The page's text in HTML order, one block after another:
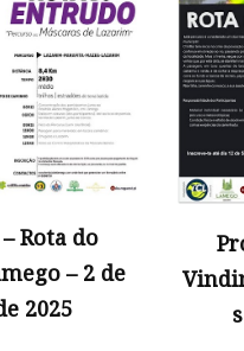
Rota do
– 2 de
2025